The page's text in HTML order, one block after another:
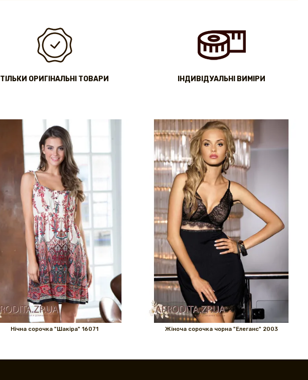
ТІЛЬКИ ОРИГІНАЛЬНІ ТОВАРИ IНДИВІДУАЛЬНІ ВИМІРИ
Нічна сорочка "Шакіра" 16071 Жіноча сорочка чорна "Елеганс" 2003